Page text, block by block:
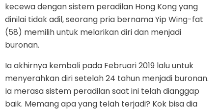
kecewa dengan sistem peradilan Hong Kong yang
dinilai tidak adil, seorang pria bernama Yip Wing-fat
(58) memilih untuk melarikan diri dan menjadi
buronan.
Ia akhirnya kembali pada Februari 2019 lalu untuk
menyerahkan diri setelah 24 tahun menjadi buronan.
Ia merasa sistem peradilan saat ini telah dianggap
baik. Memang apa yang telah terjadi? Kok bisa dia